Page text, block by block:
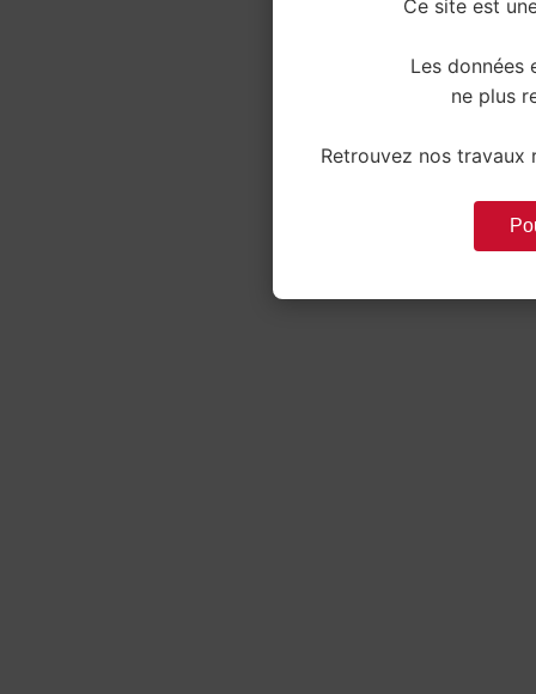
Ce site est
Les données
ne plus
Retrouvez nos